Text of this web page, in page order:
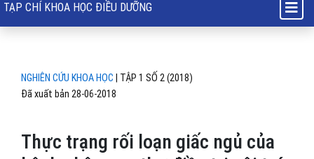
TẠP CHÍ KHOA HỌC ĐIỀU DƯỠNG
NGHIÊN CỨU KHOA HỌC TẬP 1 SỐ 2 (2018)
Thực trạng rối loạn giấc ngủ của
Đã xuất bản 28-06-2018